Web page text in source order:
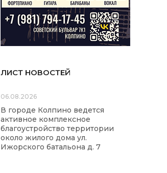
ЛИСТ НОВОСТЕЙ
06.08.2026
В городе Колпино ведется
активное комплексное
благоустройство территории
около жилого дома ул.
Ижорского батальона д. 7